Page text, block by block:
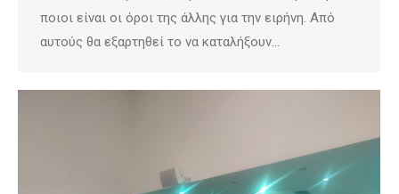
ποιοι είναι οι όροι της άλλης για την ειρήνη. Από
αυτούς θα εξαρτηθεί το να καταλήξουν…